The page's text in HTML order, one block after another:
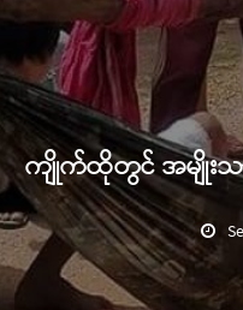
ကျိုက်ထိုတွင် အမျိုးသား